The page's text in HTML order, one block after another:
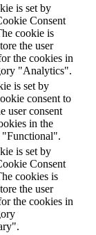
is set by
Consent
cookie is
the user
the cookies in
"Analytics".
is set by
consent to
user consent
in the
"Functional".
is set by
Consent
cookies is
the user
the cookies in